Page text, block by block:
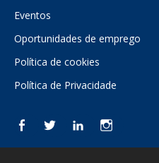
Eventos
Oportunidades de emprego
Política de cookies
Política de Privacidade
Facebook
Twitter LinkedInInstagram